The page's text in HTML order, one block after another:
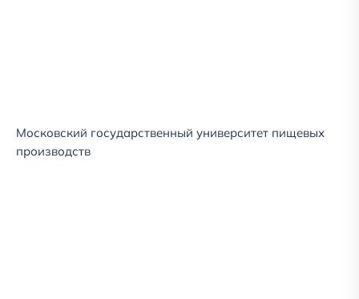
Московский государственный университет пищевых
производств